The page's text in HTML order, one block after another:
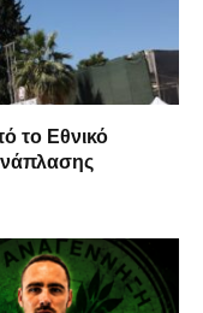
το Εθνικό
για έργα ανάπλασης